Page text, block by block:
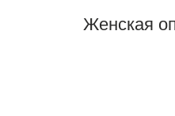
Женская